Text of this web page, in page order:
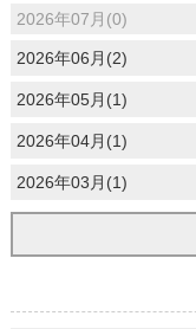
2026年07月(0)
2026年06月(2)
2026年05月(1)
2026年04月(1)
2026年03月(1)